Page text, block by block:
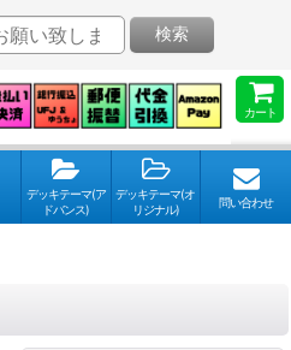
カート
検索
デッキテーマ(ア
ドバンス)
デッキテーマ(オ
リジナル)
問い合わせ